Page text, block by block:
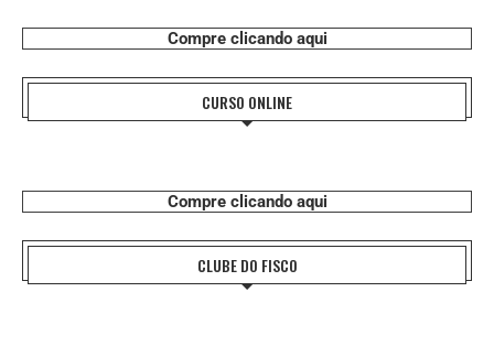
Compre clicando aqui
CURSO ONLINE
Compre clicando aqui
CLUBE DO FISCO